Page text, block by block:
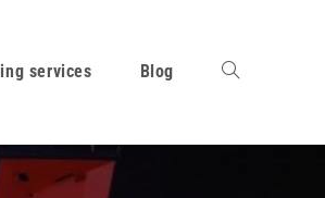
services Blog